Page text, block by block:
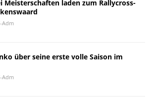
Meisterschaften laden zum Rallycross-
Adm
über seine erste volle Saison im
Adm